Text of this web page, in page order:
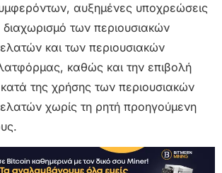
αυξημένες υποχρεώσεις
των περιουσιακών
και των περιουσιακών
καθώς και την επιβολή
της χρήσης των περιουσιακών
χωρίς τη ρητή προηγούμενη